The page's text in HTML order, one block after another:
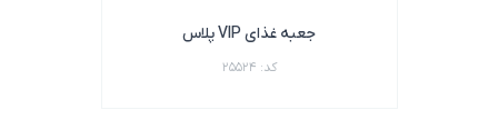
جعبه غذای VIP پلاس
کد: 25524